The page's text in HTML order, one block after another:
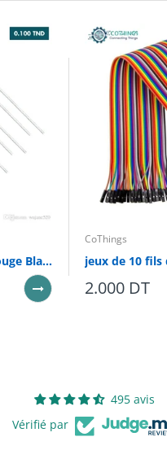
Diode Lumière Assortis Rouge Blanc Jaune Vert Bleu 5mm
CoThings
2.000 DT
495 avis
Vérifié par